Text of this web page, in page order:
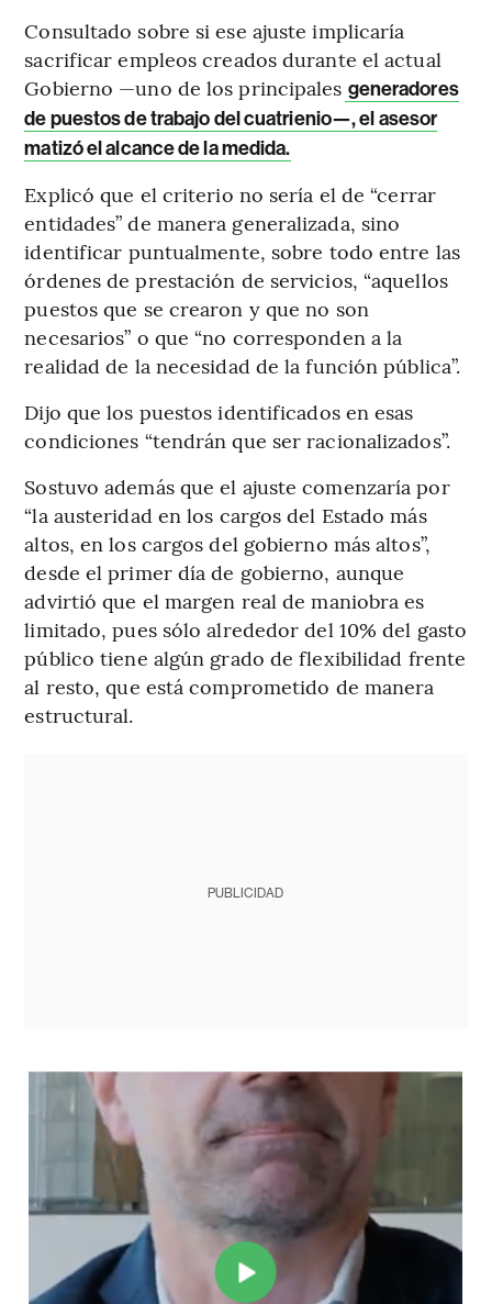
Consultado sobre si ese ajuste implicaría
sacrificar empleos creados durante el actual
Gobierno —uno de los principales generadores
de puestos de trabajo del cuatrienio—, el asesor
matizó el alcance de la medida.
Explicó que el criterio no sería el de “cerrar
entidades” de manera generalizada, sino
identificar puntualmente, sobre todo entre las
órdenes de prestación de servicios, “aquellos
puestos que se crearon y que no son
necesarios” o que “no corresponden a la
realidad de la necesidad de la función pública”.
Dijo que los puestos identificados en esas
condiciones “tendrán que ser racionalizados”.
Sostuvo además que el ajuste comenzaría por
“la austeridad en los cargos del Estado más
altos, en los cargos del gobierno más altos”,
desde el primer día de gobierno, aunque
advirtió que el margen real de maniobra es
limitado, pues sólo alrededor del 10% del gasto
público tiene algún grado de flexibilidad frente
al resto, que está comprometido de manera
estructural.
PUBLICIDAD